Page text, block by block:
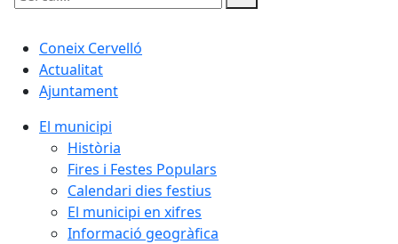
Cercar:
Coneix Cervelló
Actualitat
Ajuntament
El municipi
Història
Fires i Festes Populars
Calendari dies festius
El municipi en xifres
Informació geogràfica